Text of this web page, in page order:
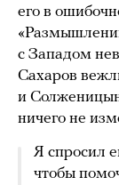
его в
с Западом
Сахаров
и
ничего не
Я спросил
чтобы